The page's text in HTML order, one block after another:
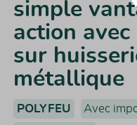
simple
action
sur
métallique
POLYFEU Avec